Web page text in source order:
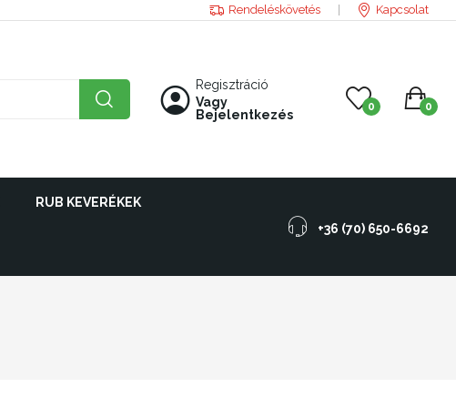
Rendeléskövetés Kapcsolat
Regisztráció
Vagy
Bejelentkezés
0 0
RUB KEVERÉKEK
+36 (70) 650-6692